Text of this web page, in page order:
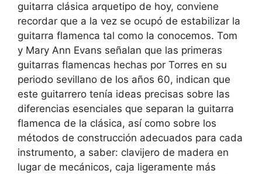
guitarra clásica arquetipo de hoy, conviene
recordar que a la vez se ocupó de estabilizar la
guitarra flamenca tal como la conocemos. Tom
y Mary Ann Evans señalan que las primeras
guitarras flamencas hechas por Torres en su
periodo sevillano de los años 60, indican que
este guitarrero tenía ideas precisas sobre las
diferencias esenciales que separan la guitarra
flamenca de la clásica, así como sobre los
métodos de construcción adecuados para cada
instrumento, a saber: clavijero de madera en
lugar de mecánicos, caja ligeramente más